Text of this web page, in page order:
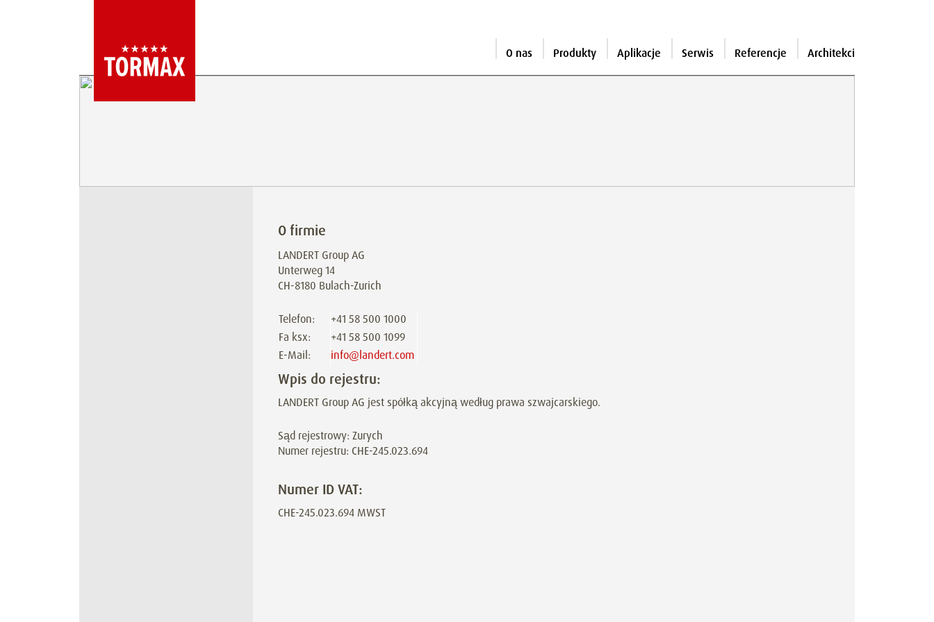
O nas Produkty Aplikacje Serwis Referencje Architekci
O firmie
LANDERT Group AG
Unterweg 14
CH-8180 Bulach-Zurich
Telefon:
+41 58 500 1000
Fa ksx:
+41 58 500 1099
E-Mail:
info@landert.com
Wpis do rejestru:
LANDERT Group AG jest spółką akcyjną według prawa szwajcarskiego.
Sąd rejestrowy: Zurych
Numer rejestru: CHE-245.023.694
Numer ID VAT:
CHE-245.023.694 MWST